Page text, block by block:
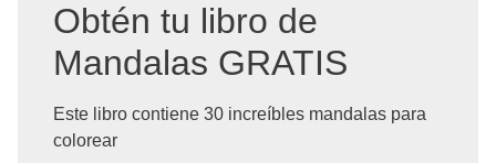
Obtén tu libro de
Mandalas GRATIS
Este libro contiene 30 increíbles mandalas para
colorear